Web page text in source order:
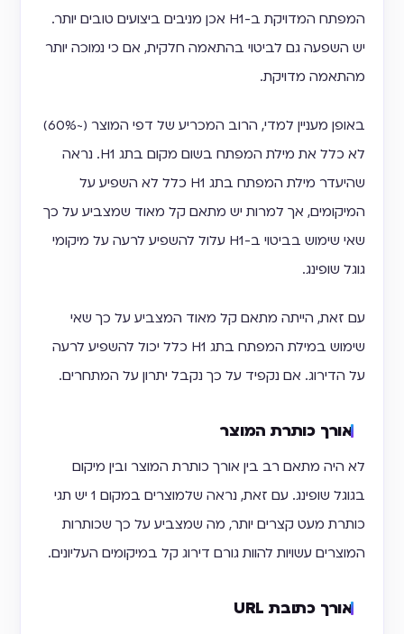
המפתח המדויקת ב-H1 אכן מניבים ביצועים טובים יותר.
יש השפעה גם לביטוי בהתאמה חלקית, אם כי נמוכה יותר
מהתאמה מדויקת.
באופן מעניין למדי, הרוב המכריע של דפי המוצר (~60%)
לא כלל את מילת המפתח בשום מקום בתג H1. נראה
שהיעדר מילת המפתח בתג H1 כלל לא השפיע על
המיקומים, אך למרות יש מתאם קל מאוד שמצביע על כך
שאי שימוש בביטוי ב-H1 עלול להשפיע לרעה על מיקומי
גוגל שופינג.
עם זאת, הייתה מתאם קל מאוד המצביע על כך שאי
שימוש במילת המפתח בתג H1 כלל יכול להשפיע לרעה
על הדירוג. אם נקפיד על כך נקבל יתרון על המתחרים.
אורך כותרת המוצר
לא היה מתאם רב בין אורך כותרת המוצר ובין מיקום
בגוגל שופינג. עם זאת, נראה שלמוצרים במקום 1 יש תגי
כותרת מעט קצרים יותר, מה שמצביע על כך שכותרות
המוצרים עשויות להוות גורם דירוג קל במיקומים העליונים.
אורך כתובת URL